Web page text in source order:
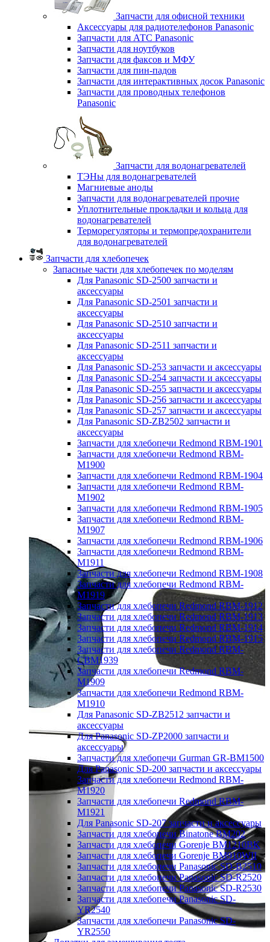
Запчасти для офисной техники
Аксессуары для радиотелефонов Panasonic
Запчасти для АТС Panasonic
Запчасти для ноутбуков
Запчасти для факсов и МФУ
Запчасти для пин-падов
Запчасти для интерактивных досок Panasonic
Запчасти для проводных телефонов
Panasonic
Запчасти для водонагревателей
ТЭНы для водонагревателей
Магниевые аноды
Запчасти для водонагревателей прочие
Уплотнительные прокладки и кольца для
водонагревателей
Терморегуляторы и термопредохранители
для водонагревателей
Запчасти для хлебопечек
Запасные части для хлебопечек по моделям
Для Panasonic SD-2500 запчасти и
аксессуары
Для Panasonic SD-2501 запчасти и
аксессуары
Для Panasonic SD-2510 запчасти и
аксессуары
Для Panasonic SD-2511 запчасти и
аксессуары
Для Panasonic SD-253 запчасти и аксессуары
Для Panasonic SD-254 запчасти и аксессуары
Для Panasonic SD-255 запчасти и аксессуары
Для Panasonic SD-256 запчасти и аксессуары
Для Panasonic SD-257 запчасти и аксессуары
Для Panasonic SD-ZB2502 запчасти и
аксессуары
Запчасти для хлебопечи Redmond RBM-1901
Запчасти для хлебопечи Redmond RBM-
M1900
Запчасти для хлебопечи Redmond RBM-1904
Запчасти для хлебопечи Redmond RBM-
M1902
Запчасти для хлебопечи Redmond RBM-1905
Запчасти для хлебопечи Redmond RBM-
M1907
Запчасти для хлебопечи Redmond RBM-1906
Запчасти для хлебопечи Redmond RBM-
M1911
Запчасти для хлебопечи Redmond RBM-1908
Запчасти для хлебопечи Redmond RBM-
M1919
Запчасти для хлебопечи Redmond RBM-1912
Запчасти для хлебопечи Redmond RBM-1913
Запчасти для хлебопечи Redmond RBM-1914
Запчасти для хлебопечи Redmond RBM-1915
Запчасти для хлебопечи Redmond RBM-
CBM1939
Запчасти для хлебопечи Redmond RBM-
M1909
Запчасти для хлебопечи Redmond RBM-
M1910
Для Panasonic SD-ZB2512 запчасти и
аксессуары
Для Panasonic SD-ZP2000 запчасти и
аксессуары
Запчасти для хлебопечи Gurman GR-BM1500
Для Panasonic SD-200 запчасти и аксессуары
Запчасти для хлебопечи Redmond RBM-
M1920
Запчасти для хлебопечи Redmond RBM-
M1921
Для Panasonic SD-207 запчасти и аксессуары
Запчасти для хлебопечи Binatone BM202
Запчасти для хлебопечи Gorenje BM1210BK
Запчасти для хлебопечи Gorenje BM910WII
Запчасти для хлебопечи Panasonic SD-B2510
Запчасти для хлебопечи Panasonic SD-R2520
Запчасти для хлебопечи Panasonic SD-R2530
Запчасти для хлебопечи Panasonic SD-
YR2540
Запчасти для хлебопечи Panasonic SD-
YR2550